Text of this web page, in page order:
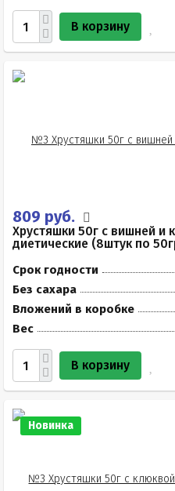
В корзину
809 руб.
Хрустяшки 50г с вишней и
диетические (8штук по
Срок годности
Без сахара
Вложений в коробке
Вес
В корзину
Новинка